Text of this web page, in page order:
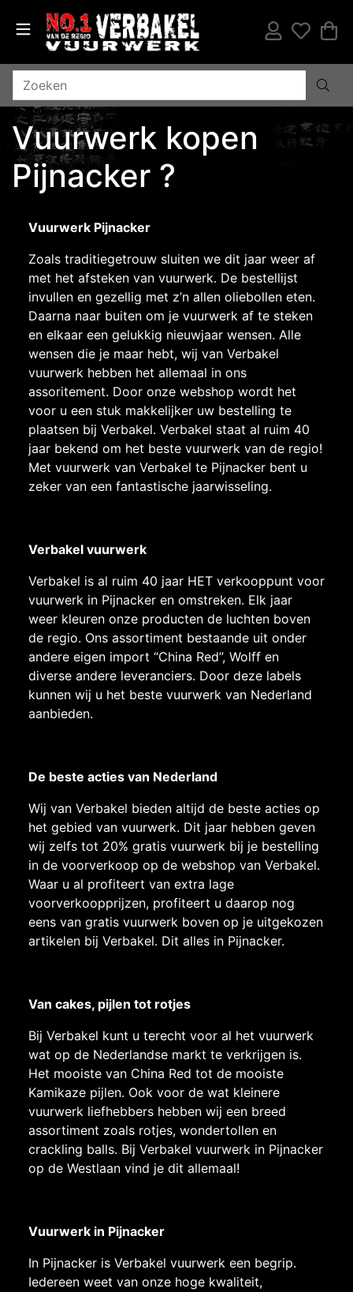
Vuurwerk kopen
Pijnacker ?
Vuurwerk Pijnacker
Zoals traditiegetrouw sluiten we dit jaar weer af
met het afsteken van vuurwerk. De bestellijst
invullen en gezellig met z’n allen oliebollen eten.
Daarna naar buiten om je vuurwerk af te steken
en elkaar een gelukkig nieuwjaar wensen. Alle
wensen die je maar hebt, wij van Verbakel
vuurwerk hebben het allemaal in ons
assoritement. Door onze webshop wordt het
voor u een stuk makkelijker uw bestelling te
plaatsen bij Verbakel. Verbakel staat al ruim 40
jaar bekend om het beste vuurwerk van de regio!
Met vuurwerk van Verbakel te Pijnacker bent u
zeker van een fantastische jaarwisseling.
Verbakel vuurwerk
Verbakel is al ruim 40 jaar HET verkooppunt voor
vuurwerk in Pijnacker en omstreken. Elk jaar
weer kleuren onze producten de luchten boven
de regio. Ons assortiment bestaande uit onder
andere eigen import “China Red”, Wolff en
diverse andere leveranciers. Door deze labels
kunnen wij u het beste vuurwerk van Nederland
aanbieden.
De beste acties van Nederland
Wij van Verbakel bieden altijd de beste acties op
het gebied van vuurwerk. Dit jaar hebben geven
wij zelfs tot 20% gratis vuurwerk bij je bestelling
in de voorverkoop op de webshop van Verbakel.
Waar u al profiteert van extra lage
voorverkoopprijzen, profiteert u daarop nog
eens van gratis vuurwerk boven op je uitgekozen
artikelen bij Verbakel. Dit alles in Pijnacker.
Van cakes, pijlen tot rotjes
Bij Verbakel kunt u terecht voor al het vuurwerk
wat op de Nederlandse markt te verkrijgen is.
Het mooiste van China Red tot de mooiste
Kamikaze pijlen. Ook voor de wat kleinere
vuurwerk liefhebbers hebben wij een breed
assortiment zoals rotjes, wondertollen en
crackling balls. Bij Verbakel vuurwerk in Pijnacker
op de Westlaan vind je dit allemaal!
Vuurwerk in Pijnacker
In Pijnacker is Verbakel vuurwerk een begrip.
Iedereen weet van onze hoge kwaliteit,